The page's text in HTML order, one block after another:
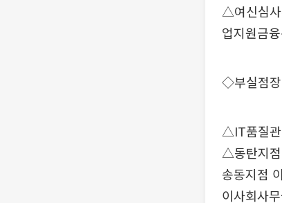
△여신심
업지원금
◇부실점
△IT품질관
△동탄지
송동지점
이사회사